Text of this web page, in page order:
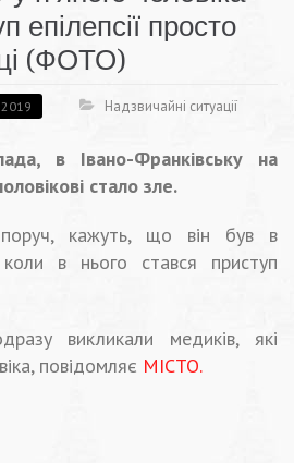
епілепсії просто
(ФОТО)
Надзвичайні ситуації
в Івано-Франківську на
стало зле.
кажуть, що він був в
коли в нього стався приступ
викликали медиків, які
повідомляє МІСТО.